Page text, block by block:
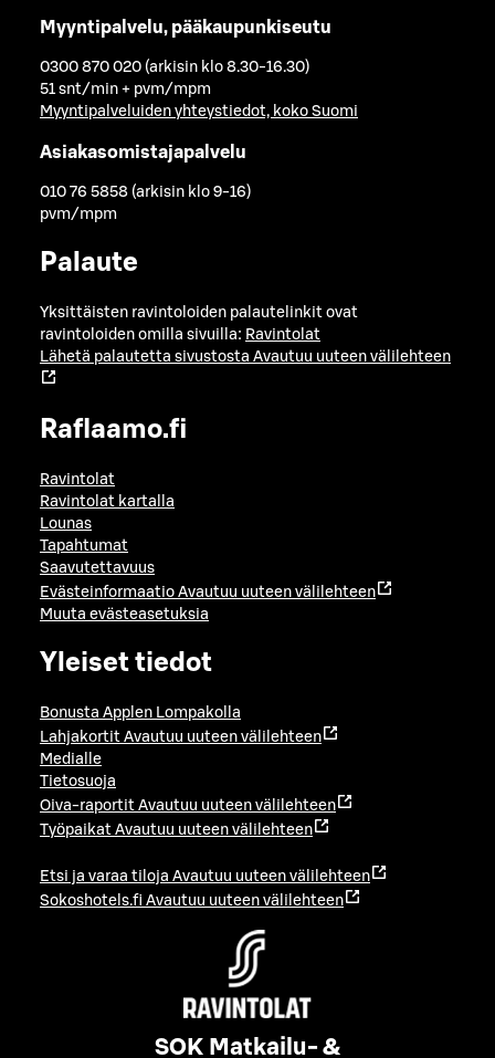
Myyntipalvelu, pääkaupunkiseutu
0300 870 020 (arkisin klo 8.30-16.30)
51 snt/min + pvm/mpm
Myyntipalveluiden yhteystiedot, koko Suomi
Asiakasomistajapalvelu
010 76 5858 (arkisin klo 9-16)
pvm/mpm
Palaute
Yksittäisten ravintoloiden palautelinkit ovat
ravintoloiden omilla sivuilla: Ravintolat
Lähetä palautetta sivustosta Avautuu uuteen välilehteen
Raflaamo.fi
Ravintolat
Ravintolat kartalla
Lounas
Tapahtumat
Saavutettavuus
Evästeinformaatio Avautuu uuteen välilehteen
Muuta evästeasetuksia
Yleiset tiedot
Bonusta Applen Lompakolla
Lahjakortit Avautuu uuteen välilehteen
Medialle
Tietosuoja
Oiva-raportit Avautuu uuteen välilehteen
Työpaikat Avautuu uuteen välilehteen
Etsi ja varaa tiloja Avautuu uuteen välilehteen
Sokoshotels.fi Avautuu uuteen välilehteen
SOK Matkailu- &